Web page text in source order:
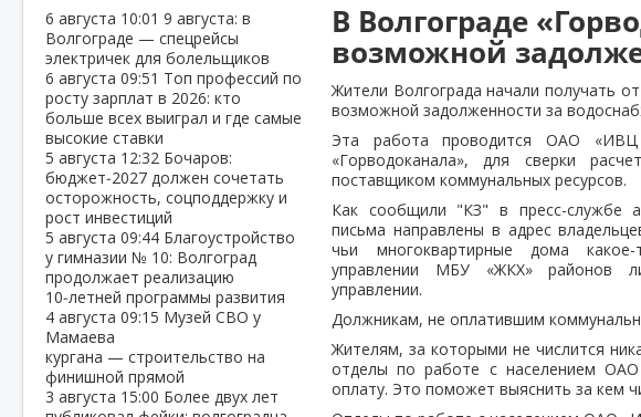
6 августа 10:01 9 августа: в
Волгограде — спецрейсы
электричек для болельщиков
6 августа 09:51 Топ профессий по
росту зарплат в 2026: кто
больше всех выиграл и где самые
высокие ставки
5 августа 12:32 Бочаров:
бюджет‑2027 должен сочетать
осторожность, соцподдержку и
рост инвестиций
5 августа 09:44 Благоустройство
у гимназии № 10: Волгоград
продолжает реализацию
10‑летней программы развития
4 августа 09:15 Музей СВО у
Мамаева
кургана — строительство на
финишной прямой
3 августа 15:00 Более двух лет
В Волгограде
возможной
Жители Волгограда начали получать
возможной задолженности за
Эта работа проводится ОАО
«Горводоканала», для сверки
поставщиком коммунальных ресурсов.
Как сообщили "КЗ" в пресс-службе
письма направлены в адрес
чьи многоквартирные дома
управлении МБУ «ЖКХ» районов
управлении.
Должникам, не оплатившим
Жителям, за которыми не числится
отделы по работе с населением
оплату. Это поможет выяснить за кем